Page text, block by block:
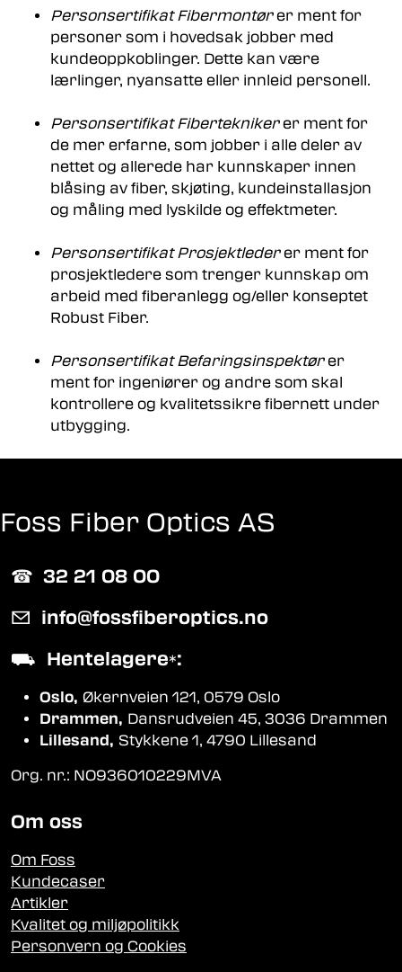
Personsertifikat Fibermontører ment for
personer som i hovedsak jobber med
kundeoppkoblinger. Dette kan være
lærlinger, nyansatte eller innleid personell.
Personsertifikat Fiberteknikerer ment for
de mer erfarne, som jobber i alle deler av
nettet og allerede har kunnskaper innen
blåsing av fiber, skjøting, kundeinstallasjon
og måling med lyskilde og effektmeter.
Personsertifikat Prosjektlederer ment for
prosjektledere som trenger kunnskap om
arbeid med fiberanlegg og/eller konseptet
Robust Fiber.
Personsertifikat Befaringsinspektører
ment for ingeniører og andre som skal
kontrollere og kvalitetssikre fibernett under
utbygging.
Foss Fiber Optics AS
☎︎ 32 21 08 00
✉ info@fossfiberoptics.no
⛟ Hentelagere*:
Oslo, Økernveien 121, 0579 Oslo
Drammen, Dansrudveien 45, 3036 Drammen
Lillesand, Stykkene 1, 4790 Lillesand
Org. nr.: NO936010229MVA
Om oss
Om Foss
Kundecaser
Artikler
Kvalitet og miljøpolitikk
Personvern og Cookies